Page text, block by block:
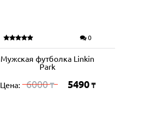
0
Мужская футболка Linkin
Park
Цена: 6000₸ 5490 ₸